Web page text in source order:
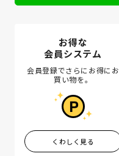
お得な
会員システム
会員登録でさらにお得にお
買い物を。
くわしく見る